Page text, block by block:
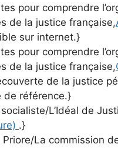
pour comprendre
de la justice française,
sur internet.}
pour comprendre
de la justice française,
de la justice
de référence.}
L’Idéal de
.}
Priore/La commission